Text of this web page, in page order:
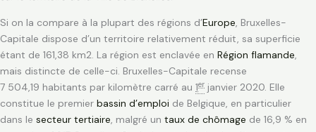
Si on la compare à la plupart des régions d’Europe, Bruxelles-
Capitale dispose d’un territoire relativement réduit, sa superficie
étant de 161,38 km2. La région est enclavée en Région flamande,
mais distincte de celle-ci. Bruxelles-Capitale recense
7 504,19 habitants par kilomètre carré au 1er janvier 2020. Elle
constitue le premier bassin d’emploi de Belgique, en particulier
dans le secteur tertiaire, malgré un taux de chômage de 16,9 % en